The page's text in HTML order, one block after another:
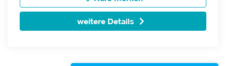
weitere Details